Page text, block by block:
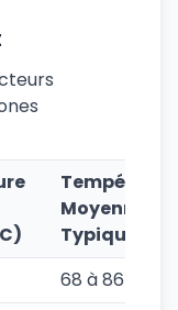
Moyenne
Typique (°F)
68 à 86